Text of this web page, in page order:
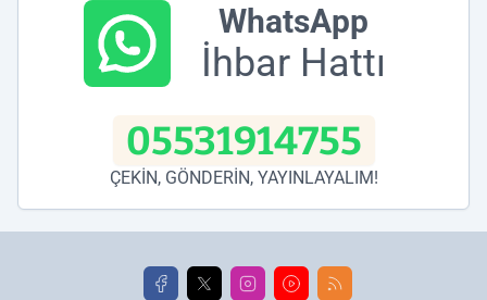
WhatsApp
İhbar Hattı
05531914755
ÇEKİN, GÖNDERİN, YAYINLAYALIM!